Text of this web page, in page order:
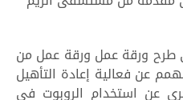
طرح ورقة عمل ورقة عمل من
عن فعالية إعادة التأهيل
عن استخدام الروبوت في